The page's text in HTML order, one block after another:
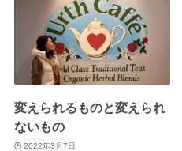
変えられるものと変えられ
ないもの
2022年3月7日